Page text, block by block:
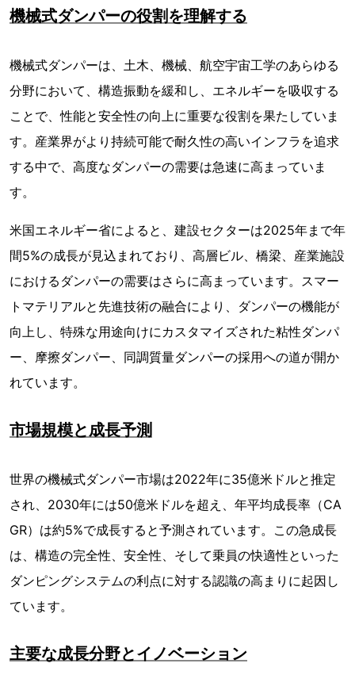
機械式ダンパーの役割を理解する
機械式ダンパーは、土木、機械、航空宇宙工学のあらゆる
分野において、構造振動を緩和し、エネルギーを吸収する
ことで、性能と安全性の向上に重要な役割を果たしていま
す。産業界がより持続可能で耐久性の高いインフラを追求
する中で、高度なダンパーの需要は急速に高まっていま
す。
米国エネルギー省によると、建設セクターは2025年まで年
間5%の成長が見込まれており、高層ビル、橋梁、産業施設
におけるダンパーの需要はさらに高まっています。スマー
トマテリアルと先進技術の融合により、ダンパーの機能が
向上し、特殊な用途向けにカスタマイズされた粘性ダンパ
ー、摩擦ダンパー、同調質量ダンパーの採用への道が開か
れています。
市場規模と成長予測
世界の機械式ダンパー市場は2022年に35億米ドルと推定
され、2030年には50億米ドルを超え、年平均成長率（CA
GR）は約5%で成長すると予測されています。この急成長
は、構造の完全性、安全性、そして乗員の快適性といった
ダンピングシステムの利点に対する認識の高まりに起因し
ています。
主要な成長分野とイノベーション